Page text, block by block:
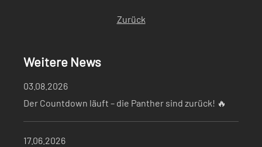
Zurück
Weitere News
03.08.2026
Der Countdown läuft – die Panther sind zurück! 🔥
17.06.2026